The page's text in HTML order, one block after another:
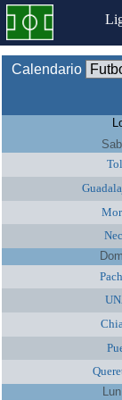
Calendario